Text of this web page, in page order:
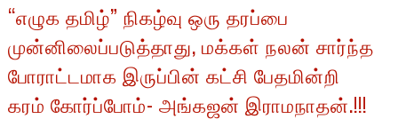
“எழுக தமிழ்” நிகழ்வு ஒரு தரப்பை
முன்னிலைப்படுத்தாது, மக்கள் நலன் சார்ந்த
போராட்டமாக இருப்பின் கட்சி பேதமின்றி
கரம் கோர்ப்போம்- அங்கஜன் இராமநாதன்.!!!